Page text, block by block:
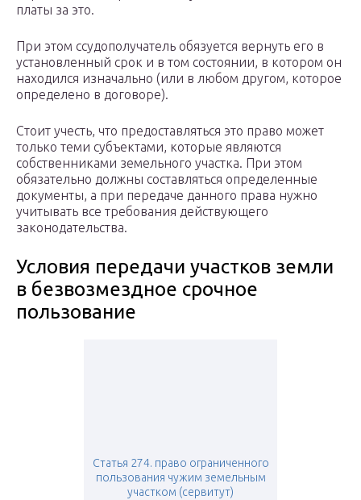
платы за это.
При этом ссудополучатель обязуется вернуть его в
установленный срок и в том состоянии, в котором он
находился изначально (или в любом другом, которое
определено в договоре).
Стоит учесть, что предоставляться это право может
только теми субъектами, которые являются
собственниками земельного участка. При этом
обязательно должны составляться определенные
документы, а при передаче данного права нужно
учитывать все требования действующего
законодательства.
Условия передачи участков земли
в безвозмездное срочное
пользование
Статья 274. право ограниченного
пользования чужим земельным
участком (сервитут)